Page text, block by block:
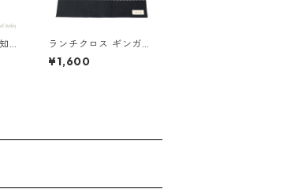
ら
8
ランチクロス ギンガム
チェック×ブラック 85
-73263-1
¥1,600